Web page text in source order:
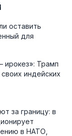
оставить
для
ирокез»: Трамп
индейских
за границу: в
в НАТО,